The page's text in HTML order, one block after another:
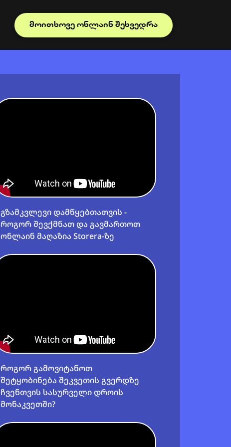
ᲛᲝᲘᲗᲮᲝᲕᲔ ᲝᲜᲚᲐᲘᲜ ᲨᲔᲮᲕᲔᲓᲠᲐ
გზამკვლევი დამწყებთათვის -
როგორ შევქმნათ და გავმართოთ
ონლაინ მაღაზია Storera-ზე
როგორ გამოვიტანოთ
შეტყობინება შეკვეთის გვერდზე
ჩვენთვის სასურველი დროის
მონაკვეთში?